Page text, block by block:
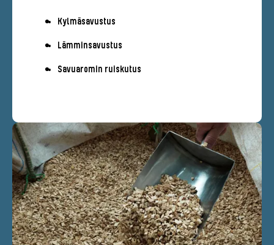
Kylmäsavustus
Lämminsavustus
Savuaromin ruiskutus